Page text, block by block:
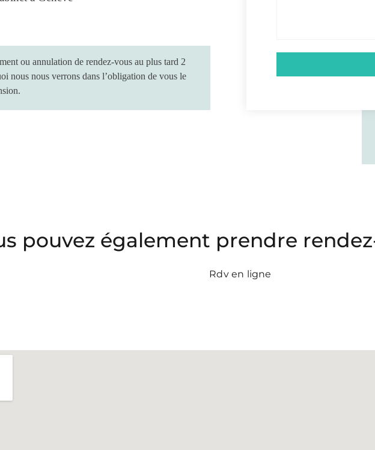
ou annulation de rendez-vous au plus tard 2
nous nous verrons dans l’obligation de vous le
pouvez également prendre
Rdv en ligne